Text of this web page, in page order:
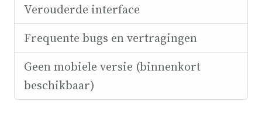
Verouderde interface
Frequente bugs en vertragingen
Geen mobiele versie (binnenkort
beschikbaar)